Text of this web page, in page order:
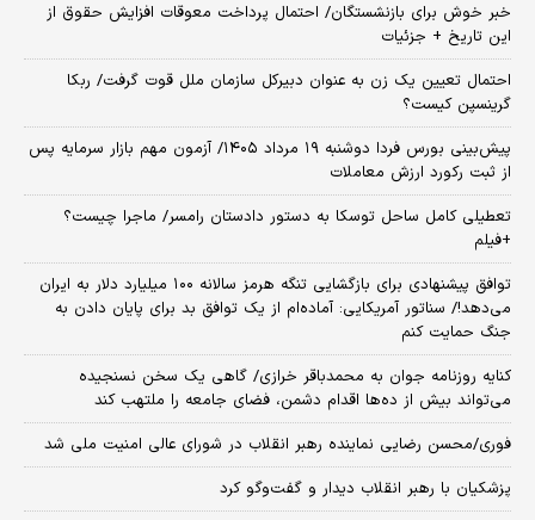
خبر خوش برای بازنشستگان/ احتمال پرداخت معوقات افزایش حقوق از
این تاریخ + جزئیات
احتمال تعیین یک زن به عنوان دبیرکل سازمان ملل قوت گرفت/ ربکا
گرینسپن کیست؟
​پیش‌بینی بورس فردا دوشنبه ۱۹ مرداد ۱۴۰۵/ آزمون مهم بازار سرمایه پس
از ثبت رکورد ارزش معاملات
تعطیلی کامل ساحل توسکا به دستور دادستان رامسر/ ماجرا چیست؟
+فیلم
توافق پیشنهادی برای بازگشایی تنگه هرمز سالانه ۱۰۰ میلیارد دلار به ایران
می‌دهد!/ سناتور آمریکایی: آماده‌ام از یک توافق بد برای پایان دادن به
جنگ حمایت کنم
کنایه روزنامه جوان به محمدباقر خرازی/ گاهی یک سخن نسنجیده
می‌تواند بیش از ده‌ها اقدام دشمن، فضای جامعه را ملتهب کند
فوری/محسن رضایی نماینده رهبر انقلاب در شورای عالی امنیت ملی شد
پزشکیان با رهبر انقلاب دیدار و گفت‌وگو کرد